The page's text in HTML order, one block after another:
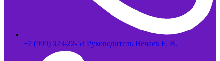
+7 (999) 323-22-53 Руководитель Нечаев Е. В.